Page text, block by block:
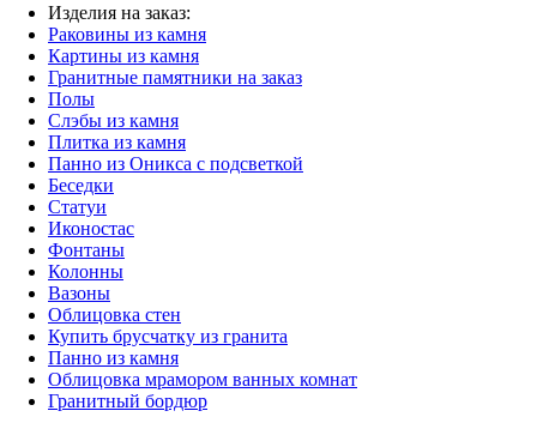
Изделия на заказ:
Раковины из камня
Картины из камня
Гранитные памятники на заказ
Полы
Слэбы из камня
Плитка из камня
Панно из Оникса с подсветкой
Беседки
Статуи
Иконостас
Фонтаны
Колонны
Вазоны
Облицовка стен
Купить брусчатку из гранита
Панно из камня
Облицовка мрамором ванных комнат
Гранитный бордюр